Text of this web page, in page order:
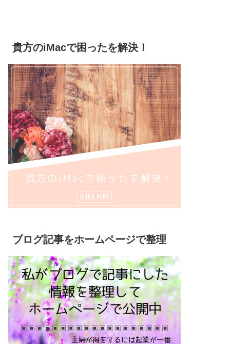
貴方のiMacで困ったを解決！
ブログ記事をホームページで整理